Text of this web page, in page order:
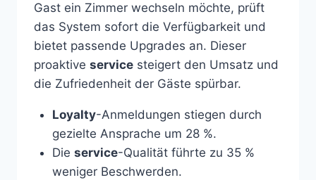
Gast ein Zimmer wechseln möchte, prüft
das System sofort die Verfügbarkeit und
bietet passende Upgrades an. Dieser
proaktive service steigert den Umsatz und
die Zufriedenheit der Gäste spürbar.
Loyalty-Anmeldungen stiegen durch
gezielte Ansprache um 28 %.
Die service-Qualität führte zu 35 %
weniger Beschwerden.